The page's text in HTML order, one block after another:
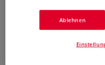
Ablehnen